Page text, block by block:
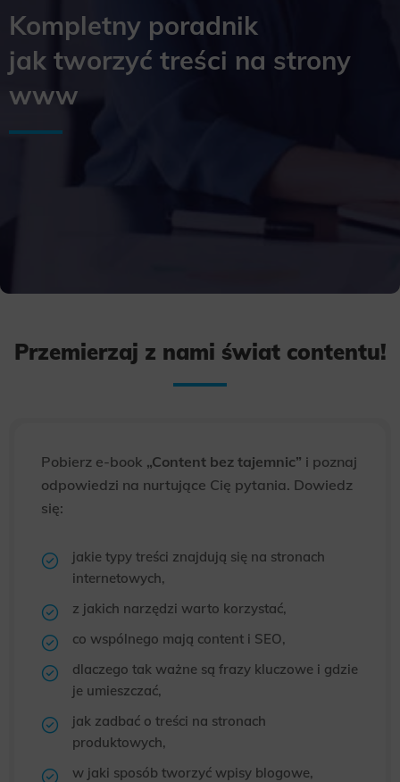
Kompletny poradnik
jak tworzyć treści na strony
www
Przemierzaj z nami świat contentu!
Pobierz e-book „Content bez tajemnic” i poznaj
odpowiedzi na nurtujące Cię pytania. Dowiedz
się:
jakie typy treści znajdują się na stronach
internetowych,
z jakich narzędzi warto korzystać,
co wspólnego mają content i SEO,
dlaczego tak ważne są frazy kluczowe i gdzie
je umieszczać,
jak zadbać o treści na stronach
produktowych,
w jaki sposób tworzyć wpisy blogowe,